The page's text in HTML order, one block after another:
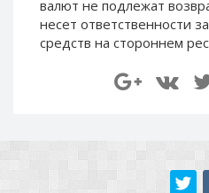
валют не подлежат
несет ответственности
средств на стороннем
(BUSD)
Piastrix EUR